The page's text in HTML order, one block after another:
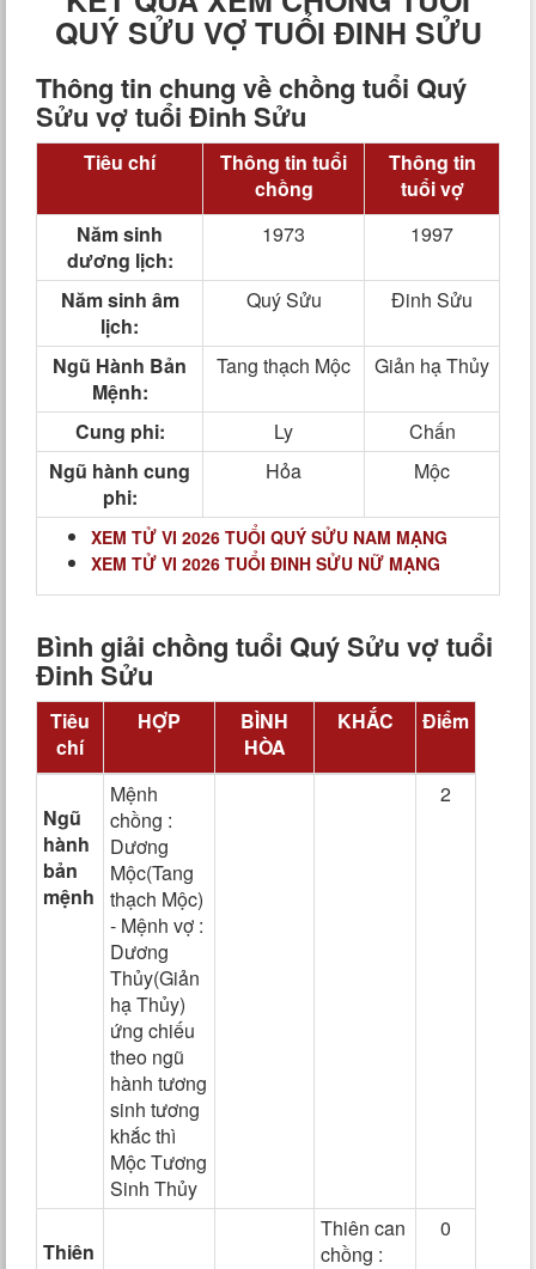
QUÝ SỬU VỢ TUỔI ĐINH SỬU
Thông tin chung về chồng tuổi Quý
Sửu vợ tuổi Đinh Sửu
Tiêu chí
Thông tin tuổi
chồng
Thông tin
tuổi vợ
Năm sinh
dương lịch:
1973 1997
Năm sinh âm
lịch:
Quý Sửu Đinh Sửu
Ngũ Hành Bản
Mệnh:
Tang thạch Mộc Giản hạ Thủy
Cung phi: Ly
Chấn
Ngũ hành cung
phi:
Hỏa Mộc
XEM TỬ VI 2026 TUỔI QUÝ SỬU NAM MẠNG
XEM TỬ VI 2026 TUỔI ĐINH SỬU NỮ MẠNG
Bình giải chồng tuổi Quý Sửu vợ tuổi
Đinh Sửu
Tiêu
chí
HỢP
BÌNH
HÒA
KHẮC Điểm
Ngũ
hành
bản
mệnh
Mệnh
chồng :
Dương
Mộc(Tang
thạch Mộc)
- Mệnh vợ :
Dương
Thủy(Giản
hạ Thủy)
ứng chiếu
theo ngũ
hành tương
sinh tương
khắc thì
Mộc Tương
Sinh Thủy
2
Thiên
Thiên can
chồng :
0